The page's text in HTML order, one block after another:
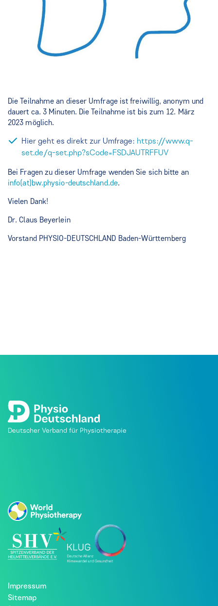
Die Teilnahme an dieser Umfrage ist freiwillig, anonym und
dauert ca. 3 Minuten. Die Teilnahme ist bis zum 12. März
2023 möglich.
Hier geht es direkt zur Umfrage: https://www.q-
set.de/q-set.php?sCode=FSDJAUTRFFUV
Bei Fragen zu dieser Umfrage wenden Sie sich bitte an
info(at)bw.physio-deutschland.de.
Vielen Dank!
Dr. Claus Beyerlein
Vorstand PHYSIO-DEUTSCHLAND Baden-Württemberg
Deutscher Verband für Physiotherapie
Impressum
Sitemap